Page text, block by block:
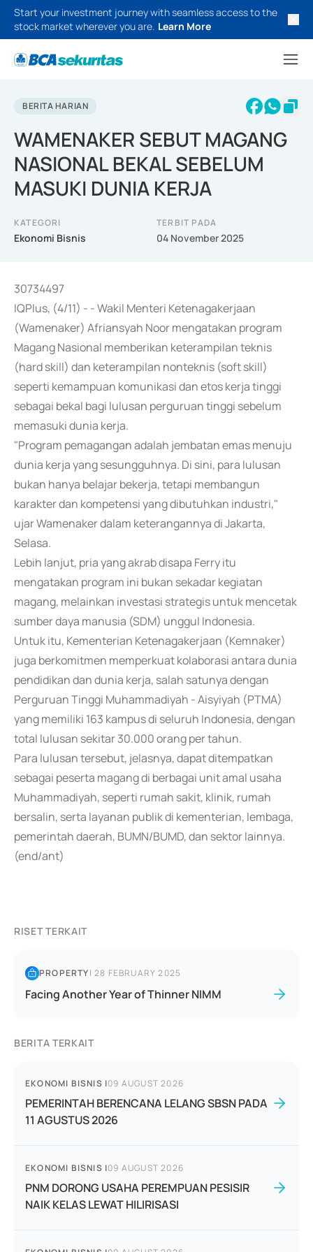
Start your investment journey with seamless access to the
stock market wherever you are. Learn More
BERITA HARIAN
WAMENAKER SEBUT MAGANG
NASIONAL BEKAL SEBELUM
MASUKI DUNIA KERJA
KATEGORI
Ekonomi Bisnis
TERBIT PADA
04 November 2025
30734497
IQPlus, (4/11) - - Wakil Menteri Ketenagakerjaan
(Wamenaker) Afriansyah Noor mengatakan program
Magang Nasional memberikan keterampilan teknis
(hard skill) dan keterampilan nonteknis (soft skill)
seperti kemampuan komunikasi dan etos kerja tinggi
sebagai bekal bagi lulusan perguruan tinggi sebelum
memasuki dunia kerja.
"Program pemagangan adalah jembatan emas menuju
dunia kerja yang sesungguhnya. Di sini, para lulusan
bukan hanya belajar bekerja, tetapi membangun
karakter dan kompetensi yang dibutuhkan industri,"
ujar Wamenaker dalam keterangannya di Jakarta,
Selasa.
Lebih lanjut, pria yang akrab disapa Ferry itu
mengatakan program ini bukan sekadar kegiatan
magang, melainkan investasi strategis untuk mencetak
sumber daya manusia (SDM) unggul Indonesia.
Untuk itu, Kementerian Ketenagakerjaan (Kemnaker)
juga berkomitmen memperkuat kolaborasi antara dunia
pendidikan dan dunia kerja, salah satunya dengan
Perguruan Tinggi Muhammadiyah - Aisyiyah (PTMA)
yang memiliki 163 kampus di seluruh Indonesia, dengan
total lulusan sekitar 30.000 orang per tahun.
Para lulusan tersebut, jelasnya, dapat ditempatkan
sebagai peserta magang di berbagai unit amal usaha
Muhammadiyah, seperti rumah sakit, klinik, rumah
bersalin, serta layanan publik di kementerian, lembaga,
pemerintah daerah, BUMN/BUMD, dan sektor lainnya.
(end/ant)
RISET TERKAIT
PROPERTY|28 FEBRUARY 2025
Facing Another Year of Thinner NIMM
BERITA TERKAIT
EKONOMI BISNIS |09 AUGUST 2026
PEMERINTAH BERENCANA LELANG SBSN PADA
11 AGUSTUS 2026
EKONOMI BISNIS |09 AUGUST 2026
PNM DORONG USAHA PEREMPUAN PESISIR
NAIK KELAS LEWAT HILIRISASI